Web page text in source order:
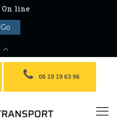
06 19 19 63 96